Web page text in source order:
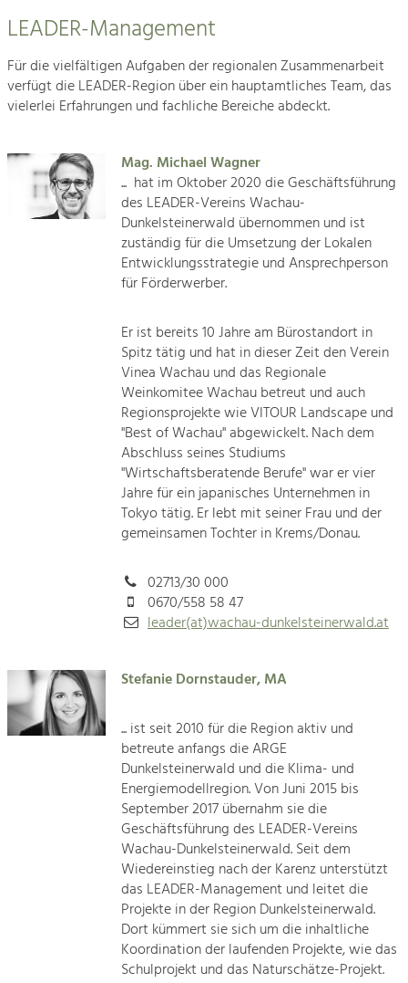
LEADER-Management
Für die vielfältigen Aufgaben der regionalen Zusammenarbeit
verfügt die LEADER-Region über ein hauptamtliches Team, das
vielerlei Erfahrungen und fachliche Bereiche abdeckt.
Mag. Michael Wagner
... hat im Oktober 2020 die Geschäftsführung
des LEADER-Vereins Wachau-
Dunkelsteinerwald übernommen und ist
zuständig für die Umsetzung der Lokalen
Entwicklungsstrategie und Ansprechperson
für Förderwerber.
Er ist bereits 10 Jahre am Bürostandort in
Spitz tätig und hat in dieser Zeit den Verein
Vinea Wachau und das Regionale
Weinkomitee Wachau betreut und auch
Regionsprojekte wie VITOUR Landscape und
"Best of Wachau" abgewickelt. Nach dem
Abschluss seines Studiums
"Wirtschaftsberatende Berufe" war er vier
Jahre für ein japanisches Unternehmen in
Tokyo tätig. Er lebt mit seiner Frau und der
gemeinsamen Tochter in Krems/Donau.
02713/30 000
0670/558 58 47
leader(at)wachau-dunkelsteinerwald.at
Stefanie Dornstauder, MA
... ist seit 2010 für die Region aktiv und
betreute anfangs die ARGE
Dunkelsteinerwald und die Klima- und
Energiemodellregion. Von Juni 2015 bis
September 2017 übernahm sie die
Geschäftsführung des LEADER-Vereins
Wachau-Dunkelsteinerwald. Seit dem
Wiedereinstieg nach der Karenz unterstützt
das LEADER-Management und leitet die
Projekte in der Region Dunkelsteinerwald.
Dort kümmert sie sich um die inhaltliche
Koordination der laufenden Projekte, wie das
Schulprojekt und das Naturschätze-Projekt.